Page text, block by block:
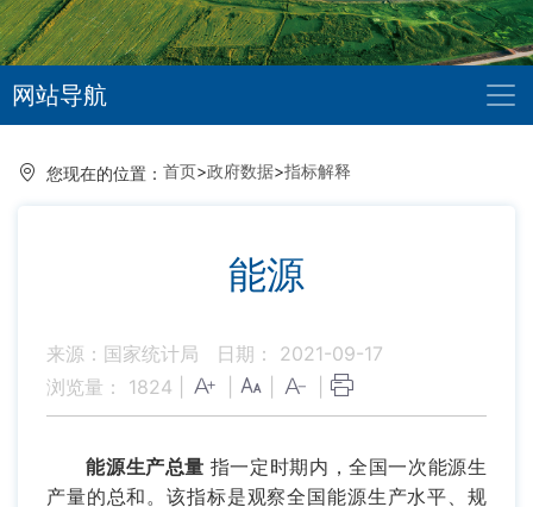
网站导航
您现在的位置： 首页>政府数据>指标解释
能源
来源：国家统计局
日期： 2021-09-17
浏览量： 1824
能源生产总量 指一定时期内，全国一次能源生
产量的总和。该指标是观察全国能源生产水平、规